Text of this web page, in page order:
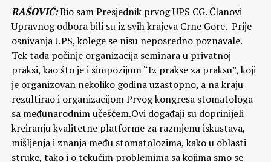
RAŠOVIĆ:Bio sam Presjednik prvog UPS CG. Članovi
Upravnog odbora bili su iz svih krajeva Crne Gore. Prije
osnivanja UPS, kolege se nisu neposredno poznavale.
Tek tada počinje organizacija seminara u privatnoj
praksi, kao što je i simpozijum “Iz prakse za praksu”, koji
je organizovan nekoliko godina uzastopno, a na kraju
rezultirao i organizacijom Prvog kongresa stomatologa
sa međunarodnim učešćem.Ovi događaji su doprinijeli
kreiranju kvalitetne platforme za razmjenu iskustava,
mišljenja i znanja među stomatolozima, kako u oblasti
struke, tako i o tekućim problemima sa kojima smo se